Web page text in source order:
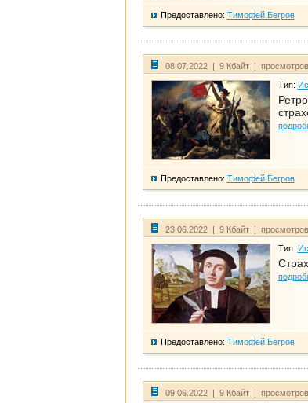
Предоставлено: Тимофей Бегров
08.07.2022 | 9 Кбайт |
Тип:
Предоставлено: Тимофей Бегров
23.06.2022 | 9 Кбайт |
Тип:
Предоставлено: Тимофей Бегров
09.06.2022 | 9 Кбайт |